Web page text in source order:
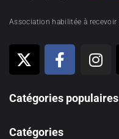
Association habilitée à
Catégories populaires
Catégories